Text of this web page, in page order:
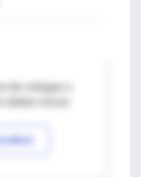
de colegas o